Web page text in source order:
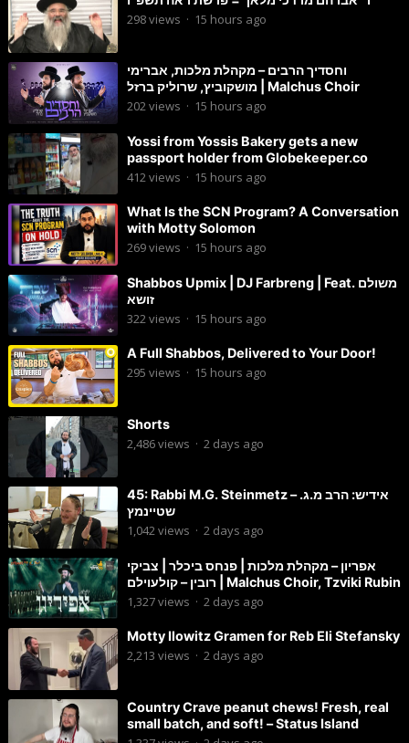
298views · 15 hours ago
וחסדיך הרבים – מקהלת מלכות, אברימי
מושקוביץ, שרוליק ברזל | Malchus Choir
202views · 15 hours ago
Yossi from Yossis Bakery gets a new
passport holder from Globekeeper.co
412 views · 15 hours ago
What Is the SCN Program? A Conversation
with Motty Solomon
269views · 15 hours ago
Shabbos Upmix | DJ Farbreng | Feat. משולם
זושא
322 views · 15 hours ago
A Full Shabbos, Delivered to Your Door!
295 views · 15 hours ago
Shorts
2,486views · 2 days ago
45: Rabbi M.G. Steinmetz – אידיש: הרב מ.ג.
שטיינמץ
1,042views · 2 days ago
אפריון – מקהלת מלכות | פנחס ביכלר | צביקי
רובין – קולעוילם | Malchus Choir, Tzviki Rubin
1,327views · 2 days ago
Motty Ilowitz Gramen for Reb Eli Stefansky
2,213 views · 2 days ago
Country Crave peanut chews! Fresh, real
small batch, and soft! – Status Island